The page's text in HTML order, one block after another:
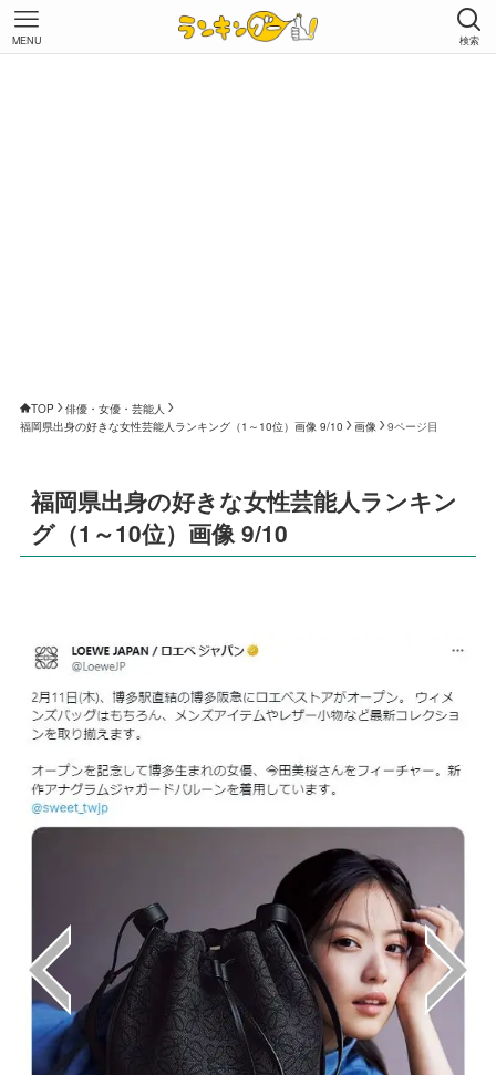
検索
MENU
TOP
俳優・女優・芸能人
福岡県出身の好きな女性芸能人ランキング（1～10位）画像 9/10
画像 9ページ目
福岡県出身の好きな女性芸能人ランキン
グ（1～10位）画像 9/10